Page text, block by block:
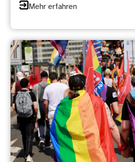
Mehr erfahren